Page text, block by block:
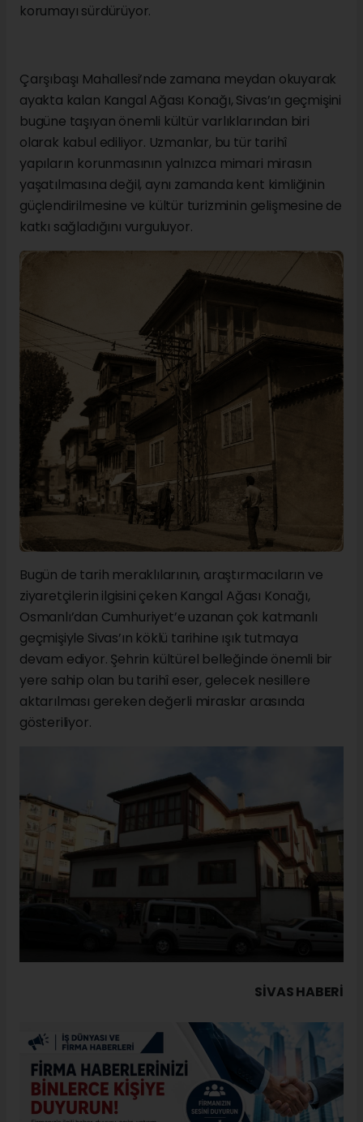
korumayı sürdürüyor.
Çarşıbaşı Mahallesi’nde zamana meydan okuyarak
ayakta kalan Kangal Ağası Konağı, Sivas’ın geçmişini
bugüne taşıyan önemli kültür varlıklarından biri
olarak kabul ediliyor. Uzmanlar, bu tür tarihî
yapıların korunmasının yalnızca mimari mirasın
yaşatılmasına değil, aynı zamanda kent kimliğinin
güçlendirilmesine ve kültür turizminin gelişmesine de
katkı sağladığını vurguluyor.
Bugün de tarih meraklılarının, araştırmacıların ve
ziyaretçilerin ilgisini çeken Kangal Ağası Konağı,
Osmanlı’dan Cumhuriyet’e uzanan çok katmanlı
geçmişiyle Sivas’ın köklü tarihine ışık tutmaya
devam ediyor. Şehrin kültürel belleğinde önemli bir
yere sahip olan bu tarihî eser, gelecek nesillere
aktarılması gereken değerli miraslar arasında
gösteriliyor.
SIVAS HABERİ